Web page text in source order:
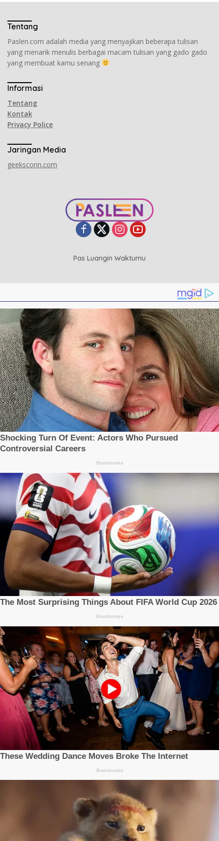
Tentang
Paslen.com adalah media yang menyajikan beberapa tulisan
yang menarik menulis berbagai macam tulisan yang gado gado
yang membuat kamu senang
Informasi
Tentang
Kontak
Privacy Police
Jaringan Media
geeksconn.com
Pas Luangin Waktumu